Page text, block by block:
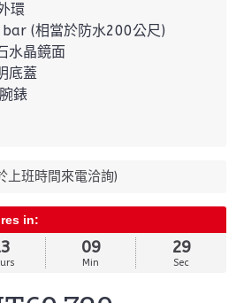
環
bar (相當於防水200公尺)
水晶鏡面
底蓋
錶
上班時間來電洽詢)
in:
09
Min
28
Sec